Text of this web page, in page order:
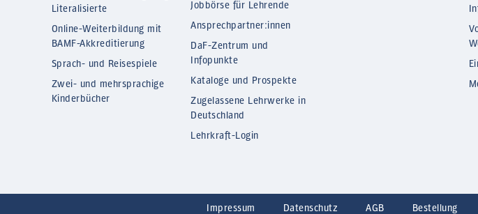
Literalisierte
Online-Weiterbildung mit
BAMF-Akkreditierung
Sprach- und Reisespiele
Zwei- und mehrsprachige
Kinderbücher
Jobbörse für Lehrende
Ansprechpartner:innen
DaF-Zentrum und
Infopunkte
Kataloge und Prospekte
Zugelassene Lehrwerke in
Deutschland
Lehrkraft-Login
Impressum Datenschutz AGB Bestellung